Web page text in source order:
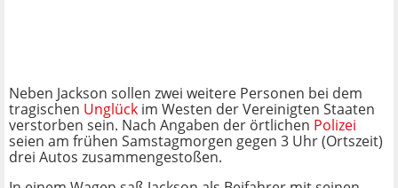
Neben Jackson sollen zwei weitere Personen bei dem
tragischen Unglück im Westen der Vereinigten Staaten
verstorben sein. Nach Angaben der örtlichen Polizei
seien am frühen Samstagmorgen gegen 3 Uhr (Ortszeit)
drei Autos zusammengestoßen.